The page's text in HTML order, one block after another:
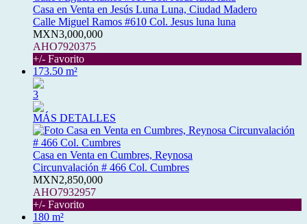
Casa en Venta en Jesús Luna Luna, Ciudad Madero
Calle Miguel Ramos #610 Col. Jesus luna luna
MXN3,000,000
AHO7920375
+/- Favorito
173.50 m²
3
MÁS DETALLES
Casa en Venta en Cumbres, Reynosa
Circunvalación # 466 Col. Cumbres
MXN2,850,000
AHO7932957
+/- Favorito
180 m²